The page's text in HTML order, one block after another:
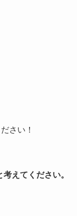
さい！
えてください。